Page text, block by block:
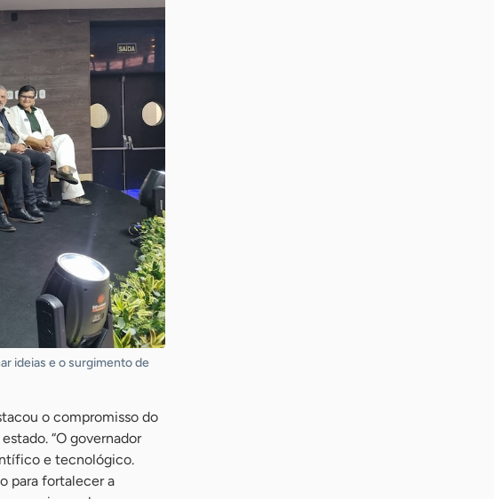
ideias e o surgimento de
o compromisso do
“O governador
e tecnológico.
para fortalecer a